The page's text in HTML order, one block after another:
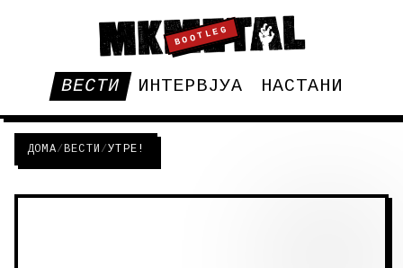
BOOTLEG
ВЕСТИ ИНТЕРВЈУА НАСТАНИ
ДОМА/ВЕСТИ /УТРЕ!